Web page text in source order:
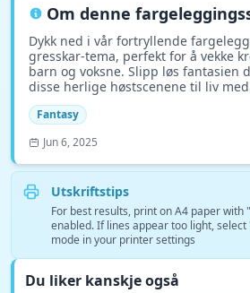
Om denne
Dykk ned i vår fortryllende
gresskar-tema, perfekt for å vekke
barn og voksne. Slipp løs fantasien
disse herlige høstscenene til liv
Fantasy
Jun 6, 2025
Utskriftstips
For best results, print on A4 paper with
enabled. If lines appear too light,
mode in your printer settings
Du liker kanskje også